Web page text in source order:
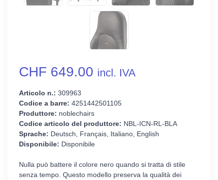
CHF 649.00 incl. IVA
Articolo n.: 309963
Codice a barre: 4251442501105
Produttore: noblechairs
Codice articolo del produttore: NBL-ICN-RL-BLA
Sprache: Deutsch, Français, Italiano, English
Disponibile: Disponibile
Nulla può battere il colore nero quando si tratta di stile
senza tempo. Questo modello preserva la qualità dei